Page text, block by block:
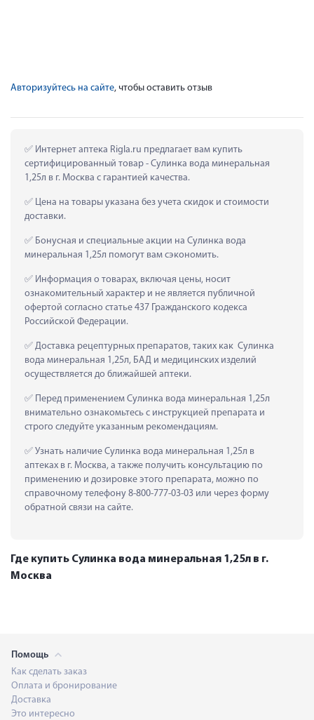
Авторизуйтесь на сайте, чтобы оставить отзыв
Интернет аптека Rigla.ru предлагает вам купить
сертифицированный товар - Сулинка вода минеральная
1,25л в г. Москва с гарантией качества.
Цена на товары указана без учета скидок и стоимости
доставки.
Бонусная и специальные акции на Сулинка вода
минеральная 1,25л помогут вам сэкономить.
Информация о товарах, включая цены, носит
ознакомительный характер и не является публичной
офертой согласно статье 437 Гражданского кодекса
Российской Федерации.
Доставка рецептурных препаратов, таких как  Сулинка
вода минеральная 1,25л, БАД и медицинских изделий
осуществляется до ближайшей аптеки.
Перед применением Сулинка вода минеральная 1,25л
внимательно ознакомьтесь с инструкцией препарата и
строго следуйте указанным рекомендациям.
Узнать наличие Сулинка вода минеральная 1,25л в
аптеках в г. Москва, а также получить консультацию по
применению и дозировке этого препарата, можно по
справочному телефону 8-800-777-03-03 или через форму
обратной связи на сайте.
Где купить Сулинка вода минеральная 1,25л в г.
Москва
Помощь
Как сделать заказ
Оплата и бронирование
Доставка
Это интересно